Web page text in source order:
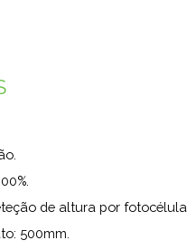
de altura por fotocélula.
500mm.